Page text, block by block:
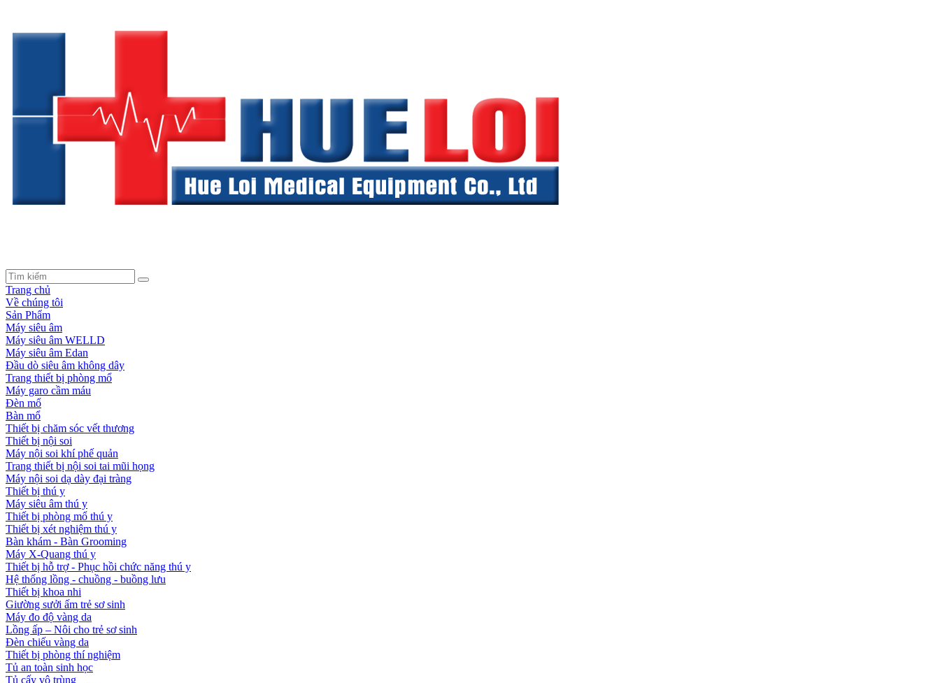
Trang chủ
Về chúng tôi
Sản Phẩm
Máy siêu âm
Máy siêu âm WELLD
Máy siêu âm Edan
Đầu dò siêu âm không dây
Trang thiết bị phòng mổ
Máy garo cầm máu
Đèn mổ
Bàn mổ
Thiết bị chăm sóc vết thương
Thiết bị nội soi
Máy nội soi khí phế quản
Trang thiết bị nội soi tai mũi họng
Máy nội soi dạ dày đại tràng
Thiết bị thú y
Máy siêu âm thú y
Thiết bị phòng mổ thú y
Thiết bị xét nghiệm thú y
Bàn khám - Bàn Grooming
Máy X-Quang thú y
Thiết bị hỗ trợ - Phục hồi chức năng thú y
Hệ thống lồng - chuồng - buồng lưu
Thiết bị khoa nhi
Giường sưởi ấm trẻ sơ sinh
Máy đo độ vàng da
Lồng ấp – Nôi cho trẻ sơ sinh
Đèn chiếu vàng da
Thiết bị phòng thí nghiệm
Tủ an toàn sinh học
Tủ cấy vô trùng